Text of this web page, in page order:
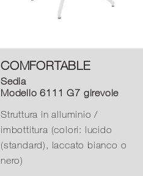
COMFORTABLE
Sedia
Modello 6111 G7 girevole
Struttura in alluminio /
imbottitura (colori: lucido
(standard), laccato bianco o
nero)